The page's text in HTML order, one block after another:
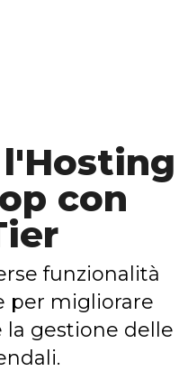
con
funzionalità
per migliorare
la gestione delle